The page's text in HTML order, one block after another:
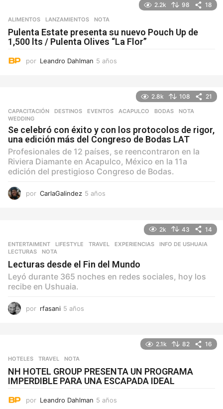
2.2k 98 18
ALIMENTOS ,LANZAMIENTOS NOTA
Pulenta Estate presenta su nuevo Pouch Up de
1,500 lts / Pulenta Olives “La Flor”
por Leandro Dahlman 5 años
2.8k 108 21
CAPACITACIÓN ,DESTINOS ,EVENTOS ACAPULCO ,BODAS ,NOTA
WEDDING
Se celebró con éxito y con los protocolos de rigor,
una edición más del Congreso de Bodas LAT
Profesionales de 12 países, se reencontraron en la
Riviera Diamante en Acapulco, México en la 11a
edición del prestigioso Congreso de Bodas.
por CarlaGalindez 5 años
2k 43 14
ENTERTAIMENT ,LIFESTYLE ,TRAVEL EXPERIENCIAS ,INFO DE USHUAIA
LECTURAS
,NOTA
Lecturas desde el Fin del Mundo
Leyó durante 365 noches en redes sociales, hoy los
recibe en Ushuaia.
por rfasani 5 años
2.1k 82 16
HOTELES ,TRAVEL NOTA
NH HOTEL GROUP PRESENTA UN PROGRAMA
IMPERDIBLE PARA UNA ESCAPADA IDEAL
por Leandro Dahlman 5 años